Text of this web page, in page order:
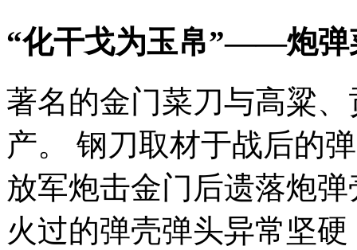
“化干戈为玉帛”——炮弹
著名的金门菜刀与高粱
产。 钢刀取材于战后的
放军炮击金门后遗落炮
火过的弹壳弹头异常坚